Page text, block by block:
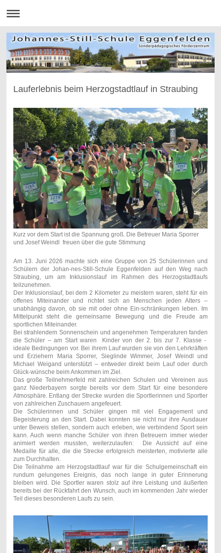
Lauferlebnis beim Herzogstadtlauf in Straubing
Kurz vor dem Start ist die Spannung groß. Die Betreuer Maria Sporrer
und Josef Weindl freuen über die gute Stimmung
Am 13. Juni 2026 machte sich eine Gruppe von 25 Schülerinnen und
Schülern der Johan-nes-Still-Schule Eggenfelden auf den Weg nach
Straubing, um am Inklusionslauf im Rahmen des Herzogstadtlaufs
teilzunehmen.
Der Inklusionslauf, bei dem 2 Kilometer zu meistern waren, steht für ein
offenes Miteinander und richtet sich an Menschen jeden Alters –
unabhängig davon, ob sie mit oder ohne Ein-schränkungen leben. Im
Mittelpunkt steht die gemeinsame Bewegung und die Freude am
sportlichen Miteinander.
Bei strahlendem Sonnenschein und angenehmen Temperaturen fanden
die Schüler – am Start waren Kinder von der 2. bis zur 7. Klasse -
ideale Bedingungen vor. Bei ihrem Lauf wurden sie von den Lehrkräften
und Erziehern Maria Sporrer, Sieglinde Wimmer, Josef Weindl und
Michael Weigand unterstützt – entweder direkt beim Lauf oder durch
Glück-wünsche beim Ankommen im Ziel.
Das große Teilnehmerfeld mit zahlreichen Schulen und Vereinen aus
ganz Niederbayern sorgte bereits vor dem Start für eine besondere
Atmosphäre. Entlang der Strecke wurden die Sportlerinnen und Sportler
von zahlreichen Zuschauern angefeuert.
Die Schülerinnen und Schüler gingen mit viel Engagement und
Begeisterung an den Start. Dabei konnten sie nicht nur ihre Ausdauer
unter Beweis stellen, sondern auch erleben, wie verbindend Sport sein
kann. Auch wenn manche Schüler von ihren Betreuern immer wieder
animiert werden mussten, weiterzulaufen: Die Aussicht auf eine
Medaille für alle, die die Strecke erfolgreich meisterten, motivierte alle
zum Durchhalten.
Die Teilnahme am Herzogstadtlauf war für die Schulgemeinschaft ein
rundum gelungenes Ereignis, das noch lange in guter Erinnerung
bleiben wird. Die Sportler waren stolz auf ihre Leistung und äußerten
bereits bei der Rückfahrt den Wunsch, auch im kommenden Jahr wieder
Teil dieses besonderen Laufs zu sein.